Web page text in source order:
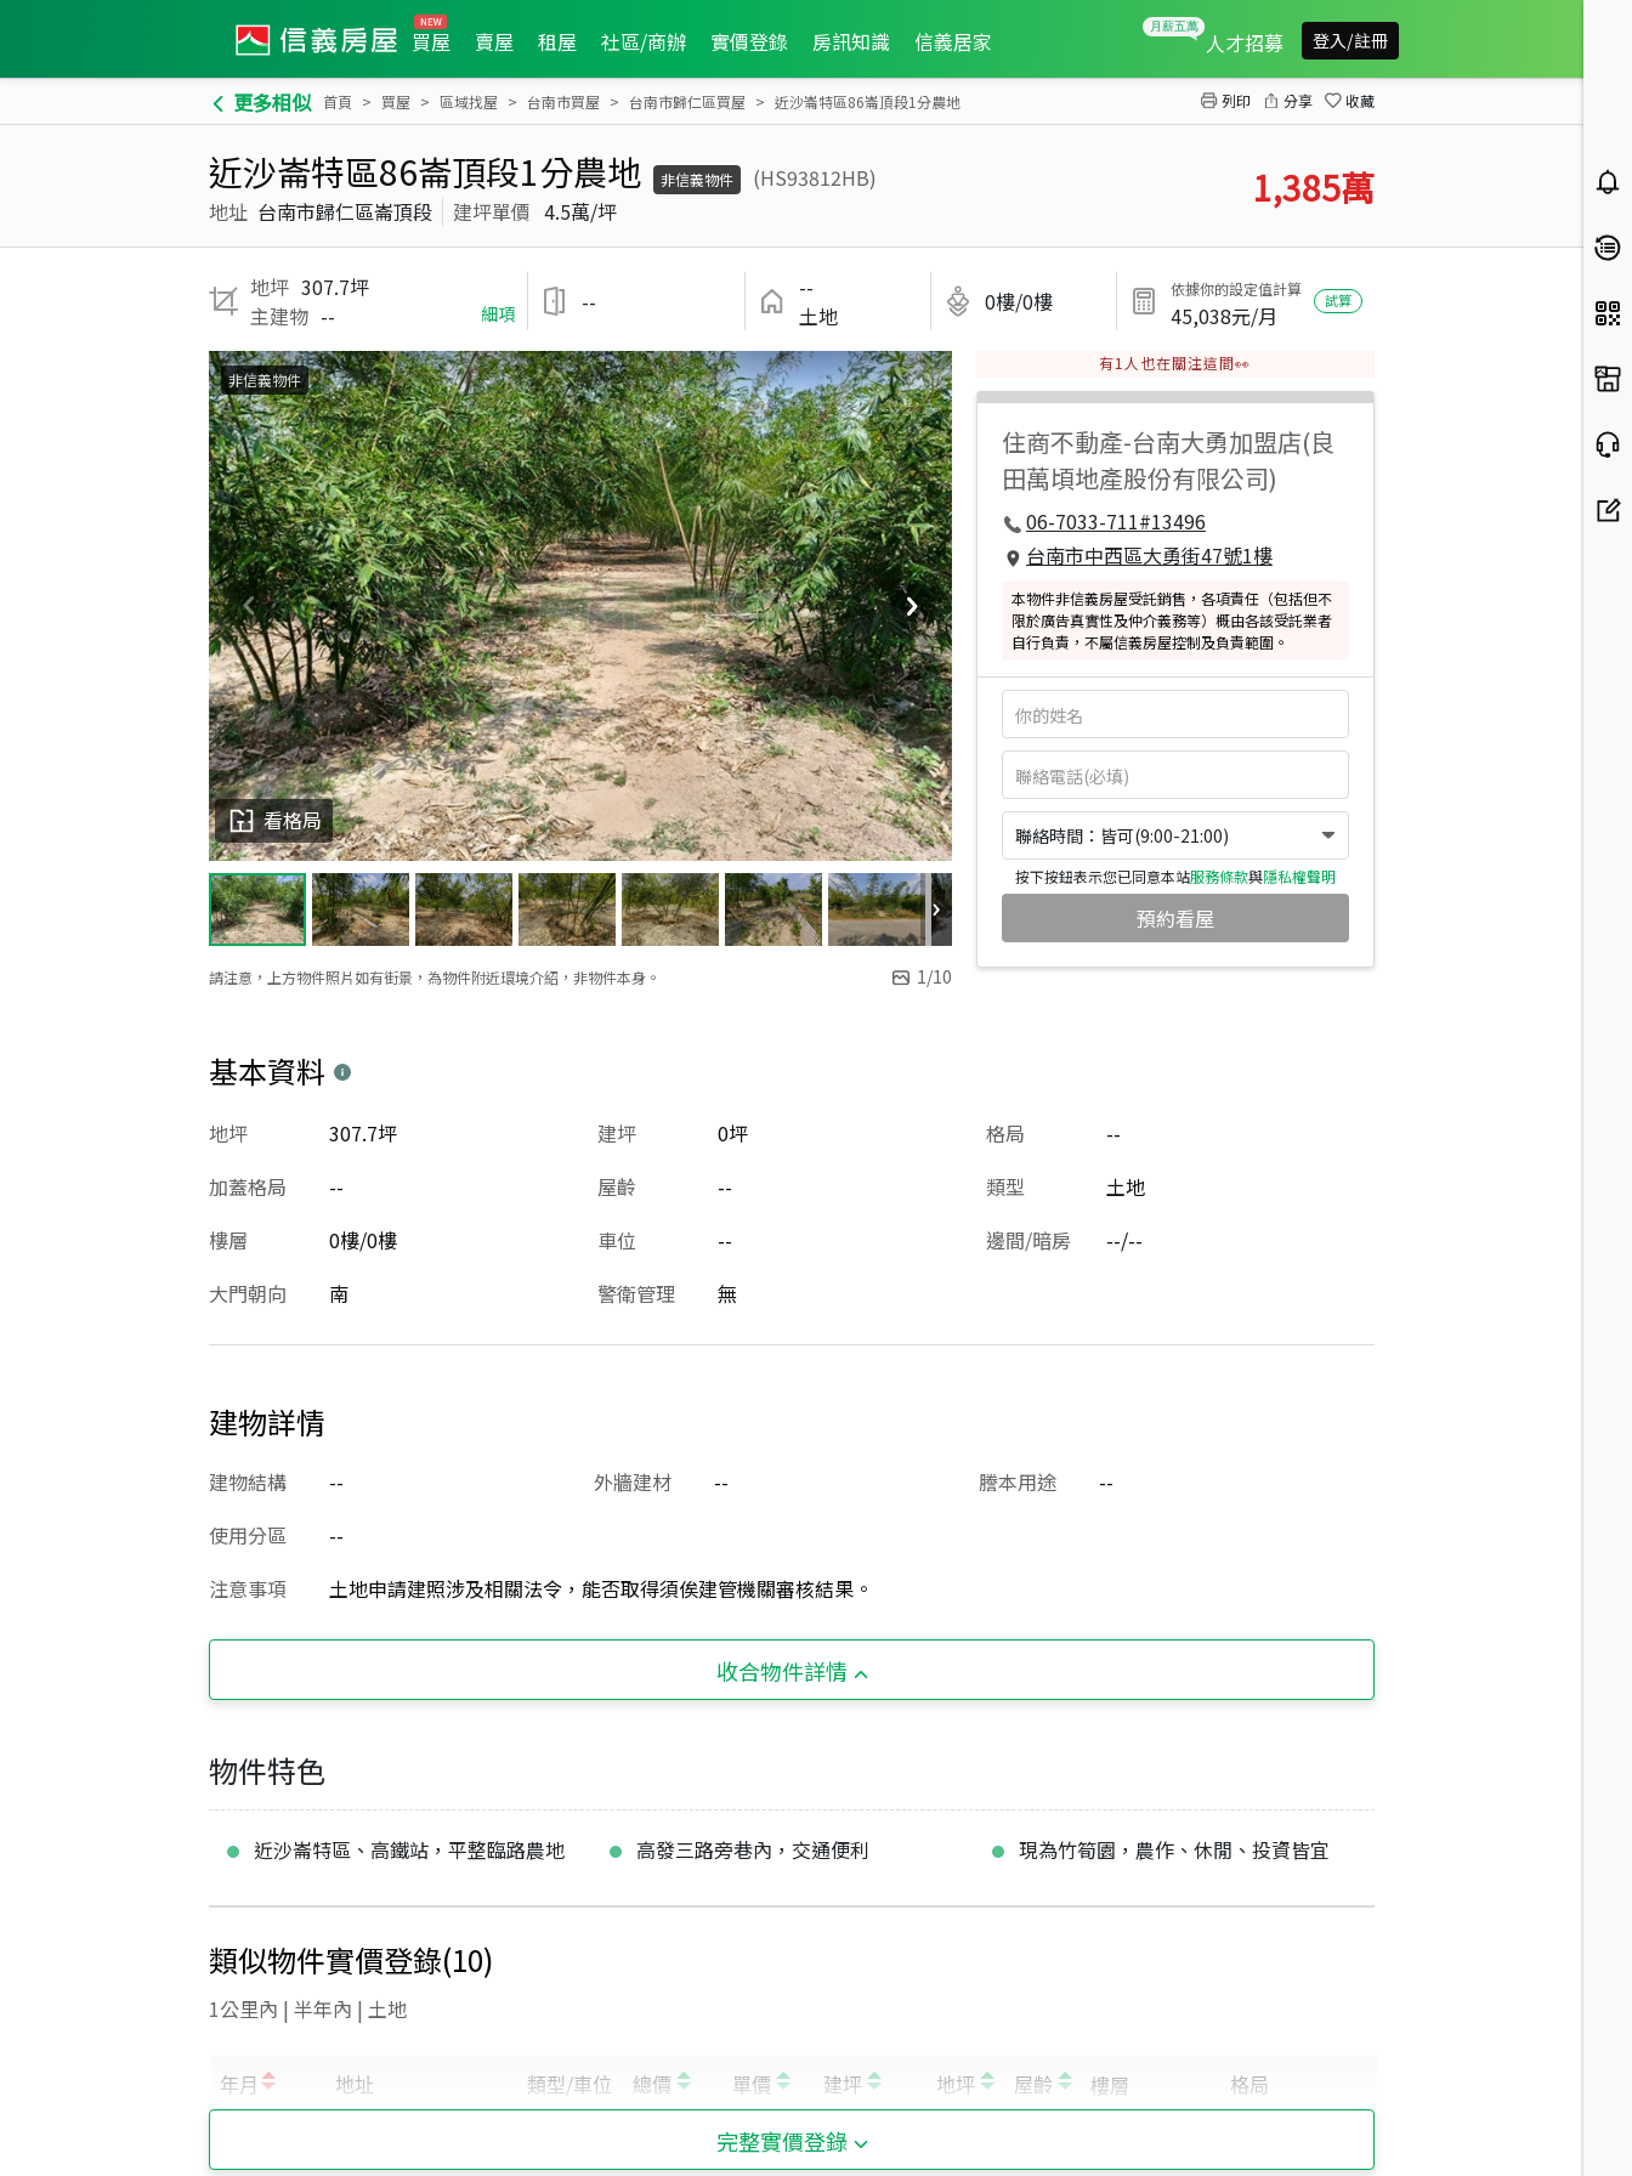
買屋 賣屋 租屋 社區/商辦 實價登錄 房訊知識 信義居家 人才招募 登入/註冊
更多相似 首頁 買屋 區域找屋 台南市買屋 台南市歸仁區買屋 近沙崙特區86崙頂段1分農地 列印 分享 收藏
近沙崙特區86崙頂段1分農地 非信義物件
(HS93812HB)
地址 台南市歸仁區崙頂段 建坪單價 4.5萬/坪 1,385萬
地坪 307.7坪
主建物 -- 細項 --
--
土地
0樓/0樓 依據你的設定值計算
45,038元/月
試算
請注意，上方物件照片如有街景，為物件附近環境介紹，非物件本身。 1/10
看格局
非信義物件
有1 人也在關注這間👀
住商不動產-台南大勇加盟店(良
田萬頃地產股份有限公司)
06-7033-711#13496
台南市中西區大勇街47號1樓
本物件非信義房屋受託銷售，各項責任（包括但不
限於廣告真實性及仲介義務等）概由各該受託業者
自行負責，不屬信義房屋控制及負責範圍。
聯絡時間：皆可(9:00-21:00)
按下按鈕表示您已同意本站服務條款與隱私權聲明
預約看屋
基本資料
建坪 0坪
地坪 307.7坪 格局
--
加蓋格局
-- 屋齡 -- 類型
土地
樓層
0樓/0樓 車位 -- 邊間/暗房
--/--
大門朝向
南 警衛管理 無
建物詳情
建物結構 -- 外牆建材 -- 謄本用途
--
使用分區
--
注意事項
土地申請建照涉及相關法令，能否取得須俟建管機關審核結果。
收合物件詳情
物件特色
近沙崙特區、高鐵站，平整臨路農地 高發三路旁巷內，交通便利 現為竹筍園，農作、休閒、投資皆宜
類似物件實價登錄(10)
1公里內 | 半年內 | 土地
完整實價登錄